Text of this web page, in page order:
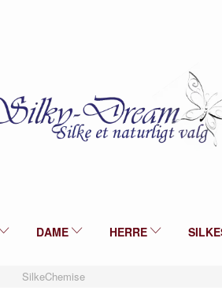
DAME HERRE
SilkeChemise